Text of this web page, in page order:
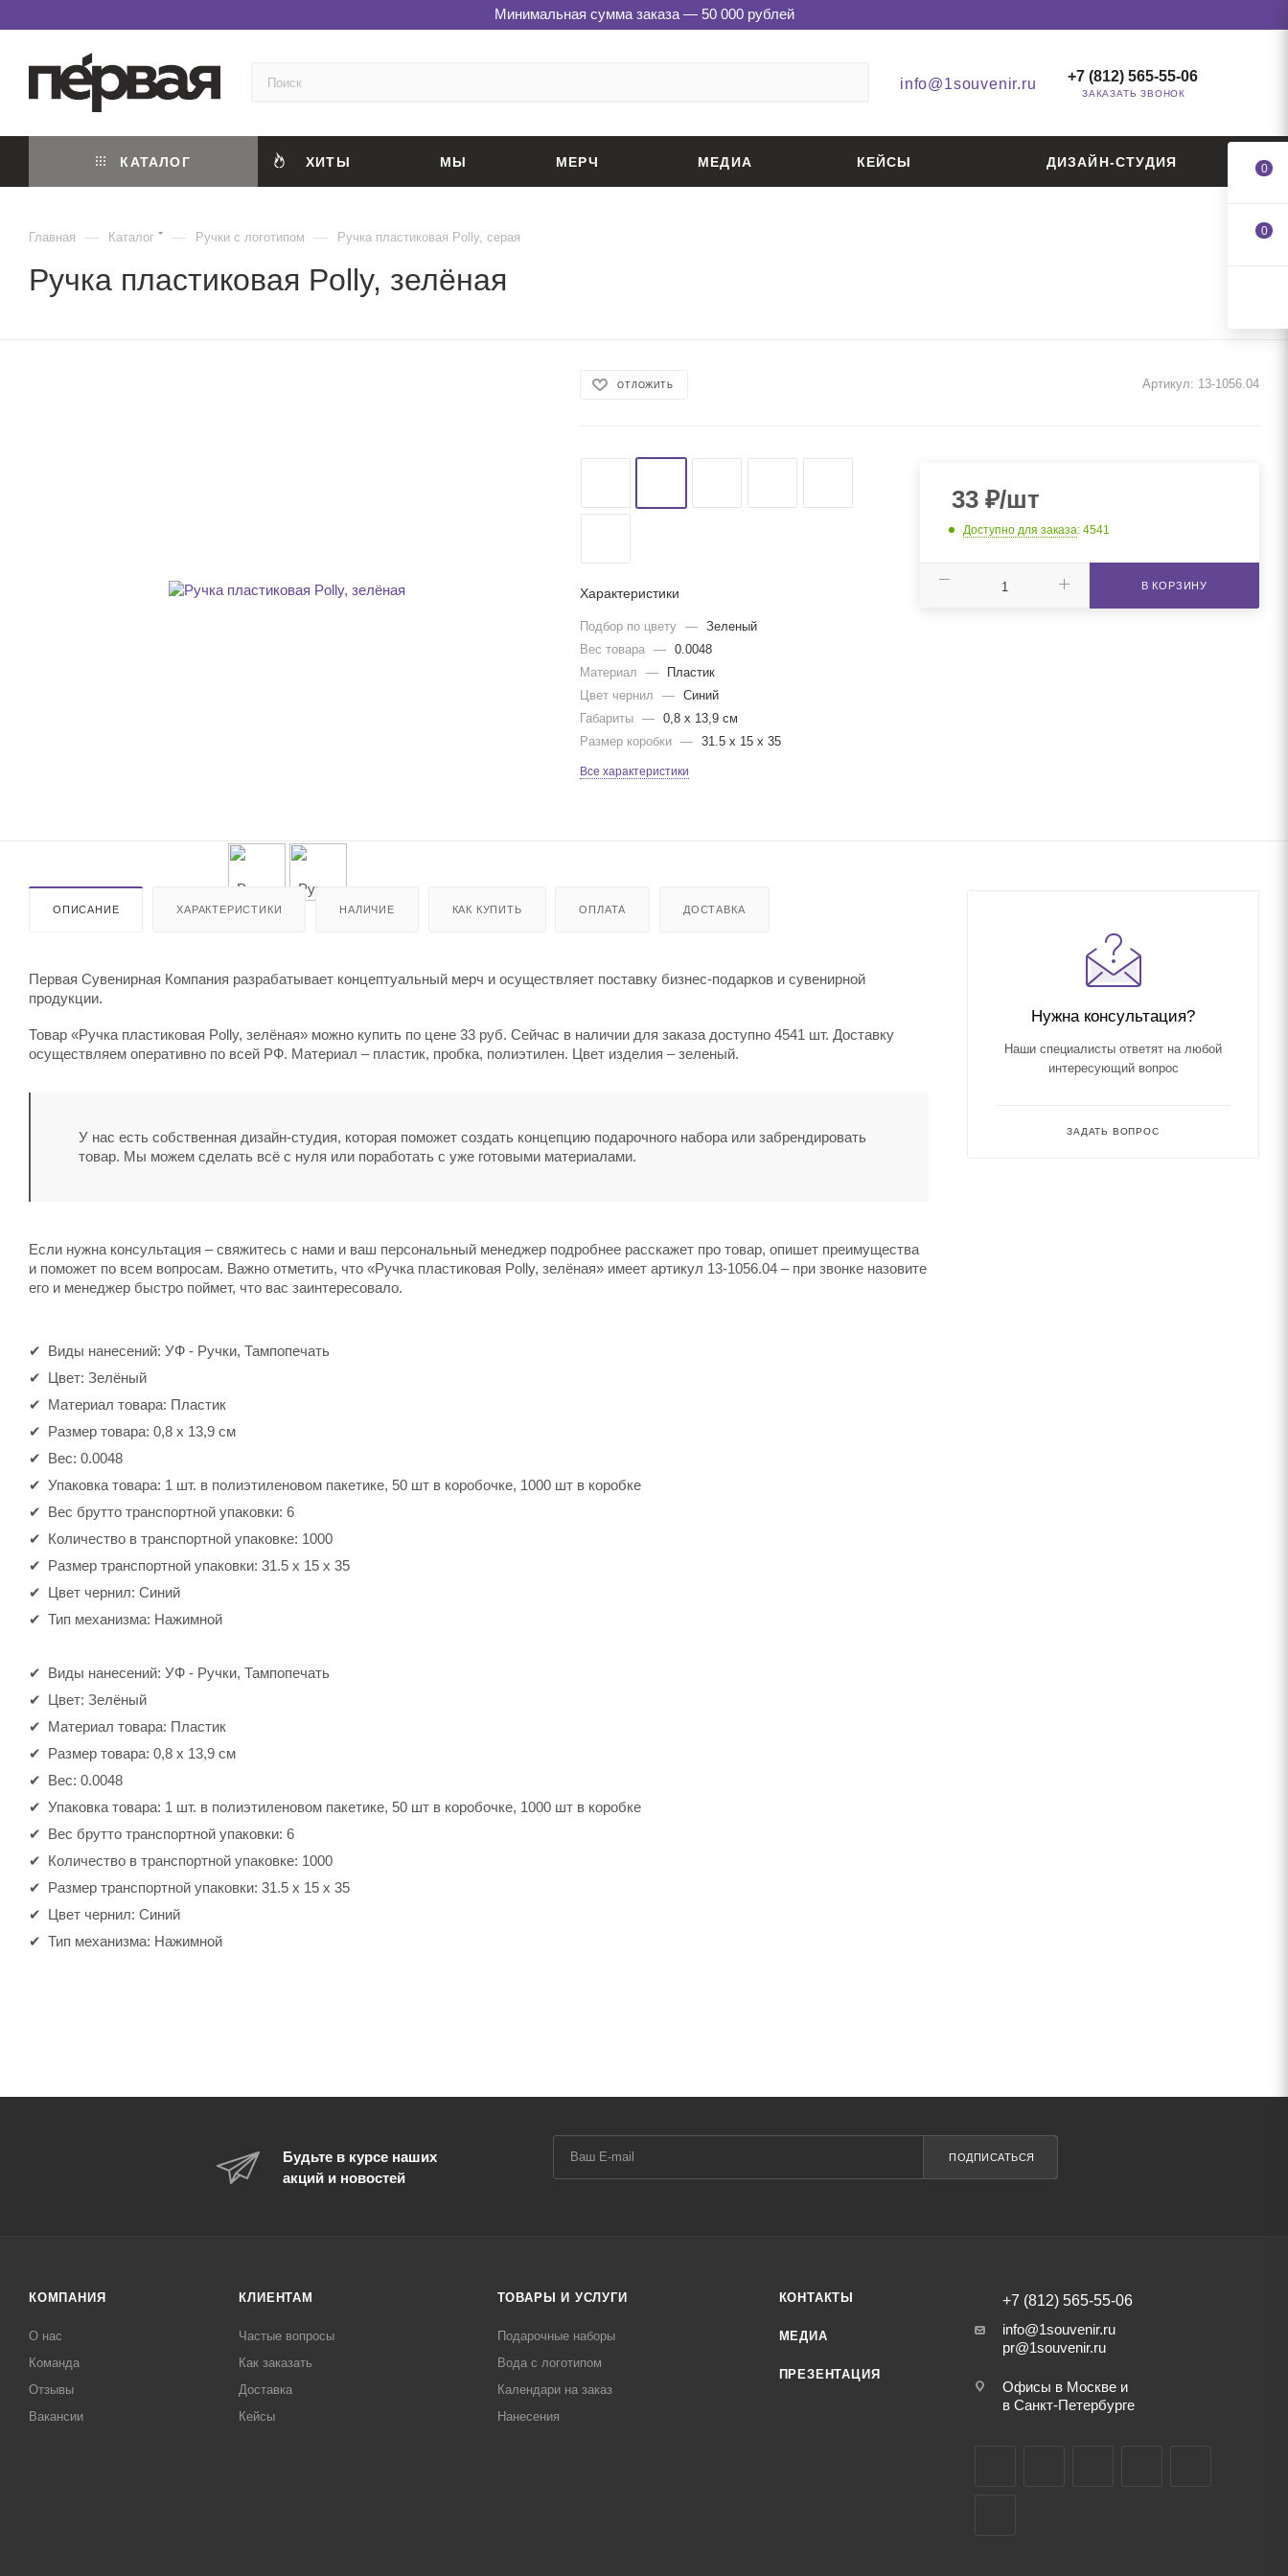
Минимальная сумма заказа — 50 000 рублей
info@1souvenir.ru +7 (812) 565-55-06
ЗАКАЗАТЬ ЗВОНОК
КАТАЛОГ ХИТЫ МЫ МЕРЧ МЕДИА КЕЙСЫ ДИЗАЙН-СТУДИЯ
Главная — Каталог — Ручки с логотипом — Ручка пластиковая Polly, серая
Ручка пластиковая Polly, зелёная
ОТЛОЖИТЬ Артикул: 13-1056.04
Характеристики
Подбор по цвету —
Зеленый
Вес товара
—
0.0048
Материал
—
Пластик
Цвет чернил
—
Синий
Габариты
—
0,8 х 13,9 см
Размер коробки
— 31.5 x 15 x 35
Все характеристики
33₽/шт
Доступно для заказа: 4541
В КОРЗИНУ
ОПИСАНИЕ ХАРАКТЕРИСТИКИ НАЛИЧИЕ КАК КУПИТЬ ОПЛАТА ДОСТАВКА
Первая Сувенирная Компания разрабатывает концептуальный мерч и осуществляет поставку бизнес-подарков и сувенирной
продукции.
Товар «Ручка пластиковая Polly, зелёная» можно купить по цене 33 руб. Сейчас в наличии для заказа доступно 4541 шт. Доставку
осуществляем оперативно по всей РФ. Материал – пластик, пробка, полиэтилен. Цвет изделия – зеленый.
У нас есть собственная дизайн-студия, которая поможет создать концепцию подарочного набора или забрендировать
товар. Мы можем сделать всё с нуля или поработать с уже готовыми материалами.
Если нужна консультация – свяжитесь с нами и ваш персональный менеджер подробнее расскажет про товар, опишет преимущества
и поможет по всем вопросам. Важно отметить, что «Ручка пластиковая Polly, зелёная» имеет артикул 13-1056.04 – при звонке назовите
его и менеджер быстро поймет, что вас заинтересовало.
Виды нанесений: УФ - Pучки, Тампопечать
Цвет: Зелёный
Материал товара: Пластик
Размер товара: 0,8 х 13,9 см
Вес: 0.0048
Упаковка товара: 1 шт. в полиэтиленовом пакетике, 50 шт в коробочке, 1000 шт в коробке
Вес брутто транспортной упаковки: 6
Количество в транспортной упаковке: 1000
Размер транспортной упаковки: 31.5 x 15 x 35
Цвет чернил: Синий
Тип механизма: Нажимной
Виды нанесений: УФ - Pучки, Тампопечать
Цвет: Зелёный
Материал товара: Пластик
Размер товара: 0,8 х 13,9 см
Вес: 0.0048
Упаковка товара: 1 шт. в полиэтиленовом пакетике, 50 шт в коробочке, 1000 шт в коробке
Вес брутто транспортной упаковки: 6
Количество в транспортной упаковке: 1000
Размер транспортной упаковки: 31.5 x 15 x 35
Цвет чернил: Синий
Тип механизма: Нажимной
Нужна консультация?
Наши специалисты ответят на любой
интересующий вопрос
ЗАДАТЬ ВОПРОС
Будьте в курсе наших
акций и новостей
ПОДПИСАТЬСЯ
КОМПАНИЯ
О нас
Команда
Отзывы
Вакансии
КЛИЕНТАМ
Частые вопросы
Как заказать
Доставка
Кейсы
ТОВАРЫ И УСЛУГИ
Подарочные наборы
Вода с логотипом
Календари на заказ
Нанесения
КОНТАКТЫ
МЕДИА
ПРЕЗЕНТАЦИЯ
+7 (812) 565-55-06
info@1souvenir.ru
pr@1souvenir.ru
Офисы в Москве и
в Санкт-Петербурге
0
0